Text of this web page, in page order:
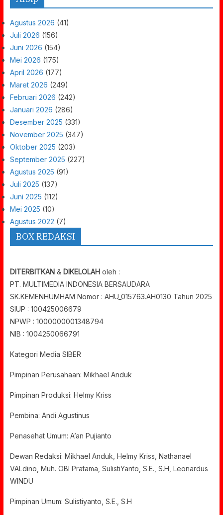
Agustus 2026 (41)
Juli 2026 (156)
Juni 2026 (154)
Mei 2026 (175)
April 2026 (177)
Maret 2026 (249)
Februari 2026 (242)
Januari 2026 (286)
Desember 2025 (331)
November 2025 (347)
Oktober 2025 (203)
September 2025 (227)
Agustus 2025 (91)
Juli 2025 (137)
Juni 2025 (112)
Mei 2025 (10)
Agustus 2022 (7)
BOX REDAKSI
DITERBITKAN& DIKELOLAHoleh :
PT. MULTIMEDIA INDONESIA BERSAUDARA
SK.KEMENHUMHAM Nomor : AHU_015763.AH0130 Tahun 2025
SIUP : 100425006679
NPWP : 1000000001348794
NIB : 1004250066791
Kategori Media SIBER
Pimpinan Perusahaan: Mikhael Anduk
Pimpinan Produksi: Helmy Kriss
Pembina: Andi Agustinus
Penasehat Umum: A’an Pujianto
Dewan Redaksi: Mikhael Anduk, Helmy Kriss, Nathanael
VALdino, Muh. OBI Pratama, SulistiYanto, S.E., S.H, Leonardus
WINDU
Pimpinan Umum: Sulistiyanto, S.E., S.H